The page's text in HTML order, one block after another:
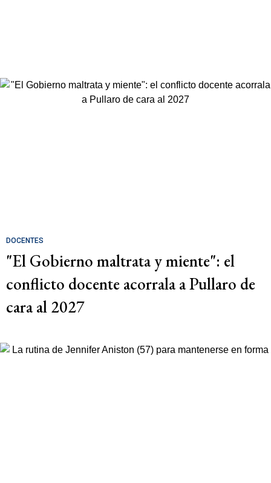
DOCENTES
"El Gobierno maltrata y miente": el
conflicto docente acorrala a Pullaro de
cara al 2027